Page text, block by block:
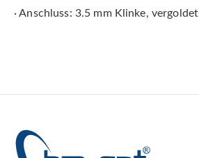
· Anschluss: 3.5 mm Klinke, vergoldet